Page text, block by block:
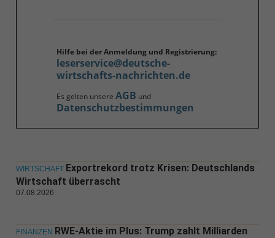
Hilfe bei der Anmeldung und Registrierung:
leserservice@deutsche-
wirtschafts-nachrichten.de
Es gelten unsere AGB und
Datenschutzbestimmungen
WIRTSCHAFT Exportrekord trotz Krisen: Deutschlands
Wirtschaft überrascht
07.08.2026
FINANZEN RWE-Aktie im Plus: Trump zahlt Milliarden